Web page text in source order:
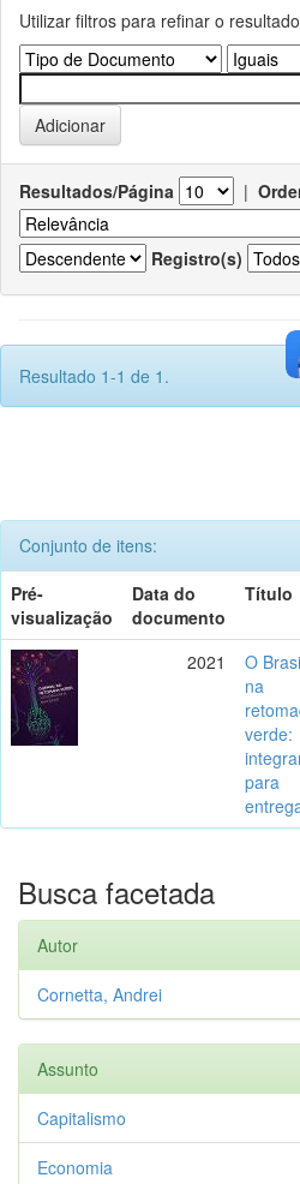
Utilizar filtros para refinar o
Resultados/Página |
Registro(s)
Resultado 1-1 de 1.
Conjunto de itens:
Pré-
visualização
Data do
documento
Título
2021
O
na
verde:
para
Busca facetada
Autor
Cornetta, Andrei
Assunto
Capitalismo
Economia